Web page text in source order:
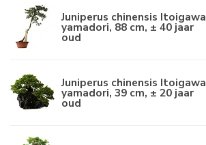
Juniperus chinensis Itoigawa
yamadori, 88 cm, ± 40 jaar
oud
Juniperus chinensis Itoigawa
yamadori, 39 cm, ± 20 jaar
oud